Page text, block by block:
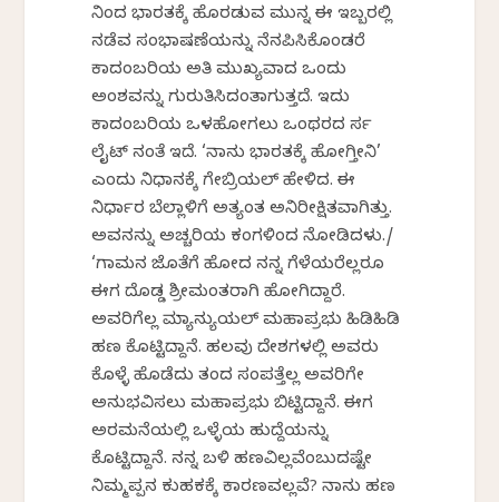
ನಿಂದ ಭಾರತಕ್ಕೆ ಹೊರಡುವ ಮುನ್ನ ಈ ಇಬ್ಬರಲ್ಲಿ
ನಡೆವ ಸಂಭಾಷಣೆಯನ್ನು ನೆನಪಿಸಿಕೊಂಡರೆ
ಕಾದಂಬರಿಯ ಅತಿ ಮುಖ್ಯವಾದ ಒಂದು
ಅಂಶವನ್ನು ಗುರುತಿಸಿದಂತಾಗುತ್ತದೆ. ಇದು
ಕಾದಂಬರಿಯ ಒಳಹೋಗಲು ಒಂಥರದ ಸರ್ಚ್
ಲೈಟ್ ನಂತೆ ಇದೆ. ‘ನಾನು ಭಾರತಕ್ಕೆ ಹೋಗ್ತೀನಿ’
ಎಂದು ನಿಧಾನಕ್ಕೆ ಗೇಬ್ರಿಯಲ್ ಹೇಳಿದ. ಈ
ನಿರ್ಧಾರ ಬೆಲ್ಲಾಳಿಗೆ ಅತ್ಯಂತ ಅನಿರೀಕ್ಷಿತವಾಗಿತ್ತು.
ಅವನನ್ನು ಅಚ್ಚರಿಯ ಕಂಗಳಿಂದ ನೋಡಿದಳು./
‘ಗಾಮನ ಜೊತೆಗೆ ಹೋದ ನನ್ನ ಗೆಳೆಯರೆಲ್ಲರೂ
ಈಗ ದೊಡ್ಡ ಶ್ರೀಮಂತರಾಗಿ ಹೋಗಿದ್ದಾರೆ.
ಅವರಿಗೆಲ್ಲ ಮ್ಯಾನ್ಯುಯಲ್ ಮಹಾಪ್ರಭು ಹಿಡಿಹಿಡಿ
ಹಣ ಕೊಟ್ಟಿದ್ದಾನೆ. ಹಲವು ದೇಶಗಳಲ್ಲಿ ಅವರು
ಕೊಳ್ಳೆ ಹೊಡೆದು ತಂದ ಸಂಪತ್ತೆಲ್ಲ ಅವರಿಗೇ
ಅನುಭವಿಸಲು ಮಹಾಪ್ರಭು ಬಿಟ್ಟಿದ್ದಾನೆ. ಈಗ
ಅರಮನೆಯಲ್ಲಿ ಒಳ್ಳೆಯ ಹುದ್ದೆಯನ್ನು
ಕೊಟ್ಟಿದ್ದಾನೆ. ನನ್ನ ಬಳಿ ಹಣವಿಲ್ಲವೆಂಬುದಷ್ಟೇ
ನಿಮ್ಮಪ್ಪನ ಕುಹಕಕ್ಕೆ ಕಾರಣವಲ್ಲವೆ? ನಾನು ಹಣ